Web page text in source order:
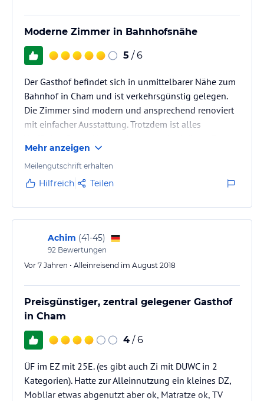
Moderne Zimmer in Bahnhofsnähe
5 / 6
Der Gasthof befindet sich in unmittelbarer Nähe zum
Bahnhof in Cham und ist verkehrsgünstig gelegen.
Die Zimmer sind modern und ansprechend renoviert
mit einfacher Ausstattung. Trotzdem ist alles
Frühstück ist einfach und gut. Der Service an der
Rezeption und im Lokal ist sehr persönlich, familiär
und freundlich.
Mehr anzeigen
Meilengutschrift erhalten
Hilfreich Teilen
Achim (41-45)
92 Bewertungen
Vor 7 Jahren • Alleinreisend im August 2018
Preisgünstiger, zentral gelegener Gasthof
in Cham
4 / 6
ÜF im EZ mit 25E. (es gibt auch Zi mit DUWC in 2
Kategorien). Hatte zur Alleinnutzung ein kleines DZ,
Mobliar etwas abgenutzt aber ok, Matratze ok, TV